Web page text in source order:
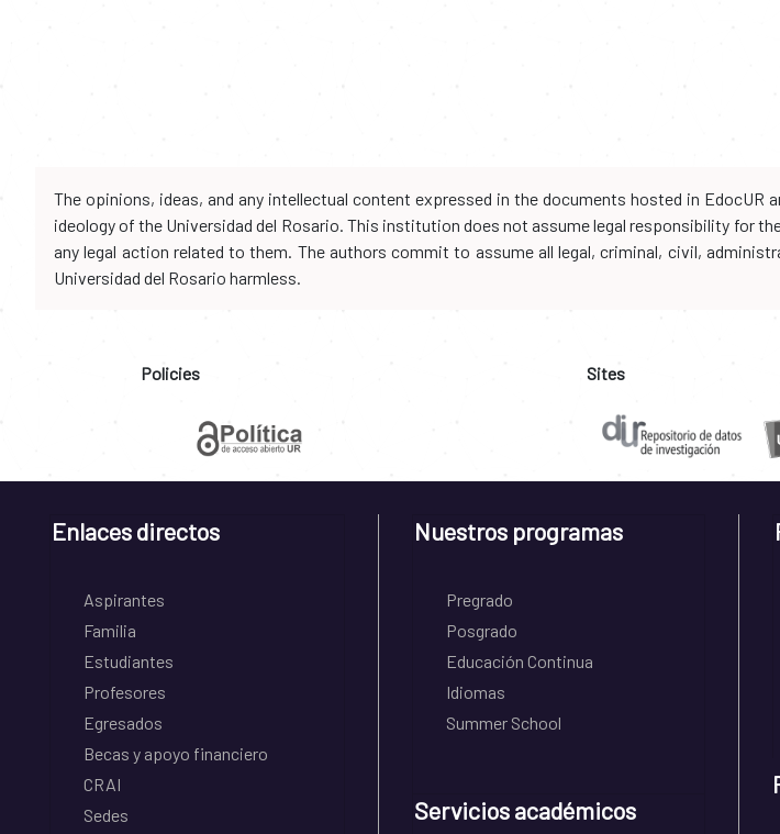
The opinions, ideas, and any intellectual content expressed in the documents hosted in
ideology of the Universidad del Rosario. This institution does not assume legal responsibility for
any legal action related to them. The authors commit to assume all legal, criminal, civil,
Universidad del Rosario harmless.
Policies Sites
Enlaces directos
Aspirantes
Familia
Estudiantes
Profesores
Egresados
Becas y apoyo financiero
CRAI
Sedes
Nuestros programas
Pregrado
Posgrado
Educación Continua
Idiomas
Summer School
Servicios académicos